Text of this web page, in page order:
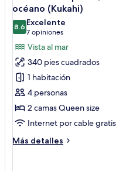
size,
al
océano
(Kukahi)
todas
las
fotos
de
Habitación
superior,
2
camas
Queen
size,
vista
océano (Kukahi)
8.68.6 de 10
Excelente
7 opiniones
(7
opiniones)
Vista al mar
340 pies cuadrados
1 habitación
4 personas
2 camas Queen size
Internet por cable gratis
Más detalles
Más